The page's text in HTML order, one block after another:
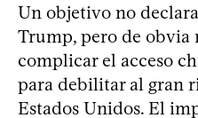
Un objetivo no
Trump, pero de obvia
complicar el acceso
para debilitar al gran
Estados Unidos. El